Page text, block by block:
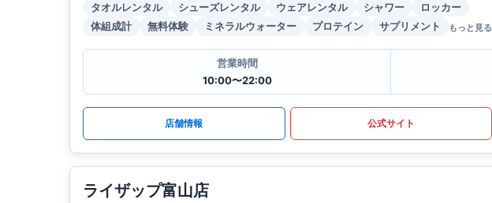
タオルレンタル シューズレンタル ウェアレンタル シャワー
ロッカー
体組成計
無料体験 ミネラルウォーター プロテイン サプリメント もっと見る
営業時間
10:00〜22:00
店舗情報 公式サイト
ライザップ富山店